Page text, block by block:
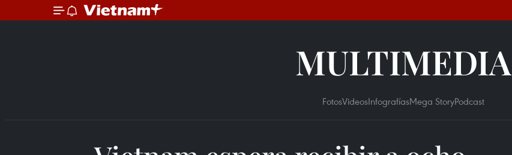
MULTIMEDIA
FotosVideosInfografíasMega StoryPodcast